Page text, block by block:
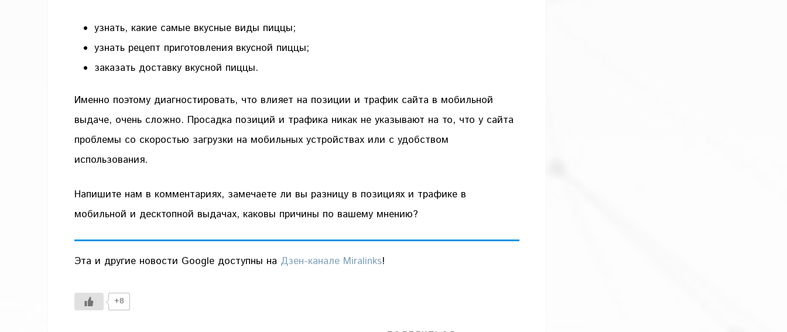
узнать, какие самые вкусные виды пиццы;
узнать рецепт приготовления вкусной пиццы;
заказать доставку вкусной пиццы.
Именно поэтому диагностировать, что влияет на позиции и трафик сайта в мобильной
выдаче, очень сложно. Просадка позиций и трафика никак не указывают на то, что у сайта
проблемы со скоростью загрузки на мобильных устройствах или с удобством
использования.
Напишите нам в комментариях, замечаете ли вы разницу в позициях и трафике в
мобильной и десктопной выдачах, каковы причины по вашему мнению?
Эта и другие новости Google доступны на Дзен-канале Miralinks!
+8